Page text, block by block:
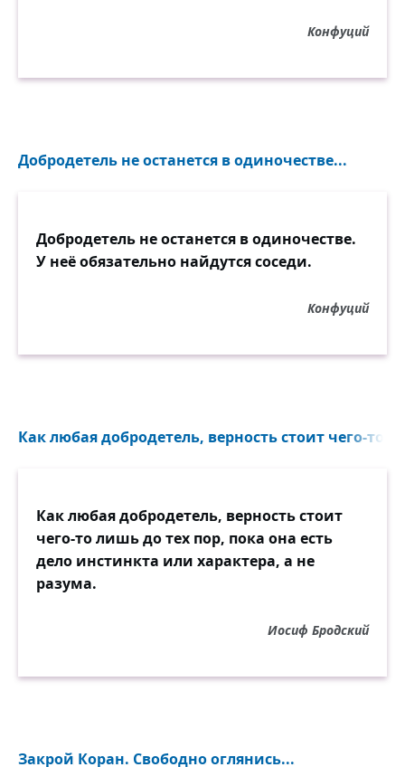
Конфуций
Добродетель не останется в одиночестве...
Добродетель не останется в одиночестве.
У неё обязательно найдутся соседи.
Конфуций
Как любая добродетель, верность стоит чего-то
Как любая добродетель, верность стоит
чего-то лишь до тех пор, пока она есть
дело инстинкта или характера, а не
разума.
Иосиф Бродский
Закрой Коран. Свободно оглянись...